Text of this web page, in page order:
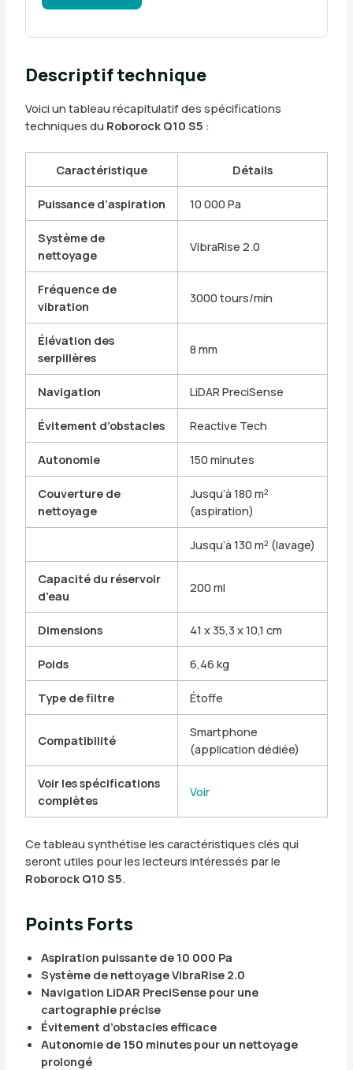
Descriptif technique
Voici un tableau récapitulatif des spécifications
techniques du Roborock Q10 S5 :
Caractéristique Détails
Puissance d’aspiration 10 000 Pa
Système de
nettoyage
VibraRise 2.0
Fréquence de
vibration
3000 tours/min
Élévation des
serpillères
8 mm
Navigation LiDAR PreciSense
Évitement d’obstacles Reactive Tech
Autonomie 150 minutes
Couverture de
nettoyage
Jusqu’à 180 m²
(aspiration)
Jusqu’à 130 m² (lavage)
Capacité du réservoir
d’eau
200 ml
Dimensions 41 x 35,3 x 10,1 cm
Poids 6,46 kg
Type de filtre Étoffe
Compatibilité
Smartphone
(application dédiée)
Voir les spécifications
complètes
Voir
Ce tableau synthétise les caractéristiques clés qui
seront utiles pour les lecteurs intéressés par le
Roborock Q10 S5.
Points Forts
Aspiration puissante de 10 000 Pa
Système de nettoyage VibraRise 2.0
Navigation LiDAR PreciSense pour une
cartographie précise
Évitement d’obstacles efficace
Autonomie de 150 minutes pour un nettoyage
prolongé